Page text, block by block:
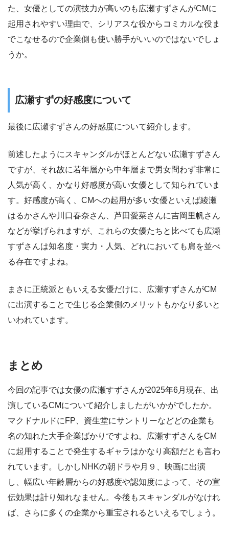
た、女優としての演技力が高いのも広瀬すずさんがCMに
起用されやすい理由で、シリアスな役からコミカルな役ま
でこなせるので企業側も使い勝手がいいのではないでしょ
うか。
広瀬すずの好感度について
最後に広瀬すずさんの好感度について紹介します。
前述したようにスキャンダルがほとんどない広瀬すずさん
ですが、それ故に若年層から中年層まで男女問わず非常に
人気が高く、かなり好感度が高い女優として知られていま
す。好感度が高く、CMへの起用が多い女優といえば綾瀬
はるかさんや川口春奈さん、芦田愛菜さんに吉岡里帆さん
などが挙げられますが、これらの女優たちと比べても広瀬
すずさんは知名度・実力・人気、どれにおいても肩を並べ
る存在ですよね。
まさに正統派ともいえる女優だけに、広瀬すずさんがCM
に出演することで生じる企業側のメリットもかなり多いと
いわれています。
まとめ
今回の記事では女優の広瀬すずさんが2025年6月現在、出
演しているCMについて紹介しましたがいかがでしたか。
マクドナルドにFP、資生堂にサントリーなどどの企業も
名の知れた大手企業ばかりですよね。広瀬すずさんをCM
に起用することで発生するギャラはかなり高額だとも言わ
れています。しかしNHKの朝ドラや月９、映画に出演
し、幅広い年齢層からの好感度や認知度によって、その宣
伝効果は計り知れなません。今後もスキャンダルがなけれ
ば、さらに多くの企業から重宝されるといえるでしょう。